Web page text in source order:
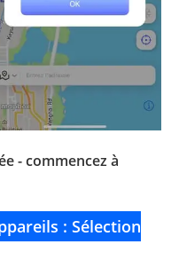
- commencez à
: Sélection